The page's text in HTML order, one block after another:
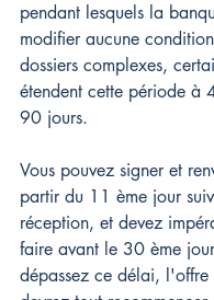
pendant lesquels la
modifier aucune
dossiers complexes,
étendent cette période à
90 jours.
Vous pouvez signer et
partir du 11 ème jour
réception, et devez
faire avant le 30 ème
dépassez ce délai, l'offre